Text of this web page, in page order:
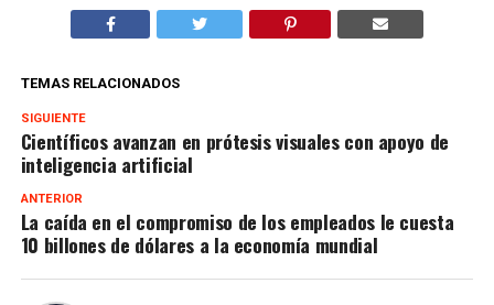
TEMAS RELACIONADOS
SIGUIENTE
Científicos avanzan en prótesis visuales con apoyo de
inteligencia artificial
ANTERIOR
La caída en el compromiso de los empleados le cuesta
10 billones de dólares a la economía mundial